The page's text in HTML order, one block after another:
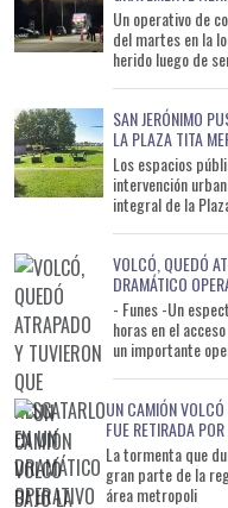
Un operativo de
del martes en la
herido luego de
SAN JERÓNIMO
LA PLAZA TITA
Los espacios
intervención
integral de la
VOLCÓ, QUEDÓ
DRAMÁTICO
- Funes -Un
horas en el
un importante
UN CAMIÓN
FUE RETIRADA
La tormenta que
gran parte de la
área metropoli